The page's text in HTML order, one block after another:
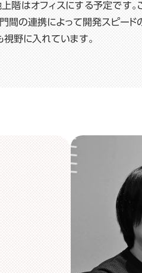
上階はオフィスにする予定です。
間の連携によって開発スピード
視野に入れています。